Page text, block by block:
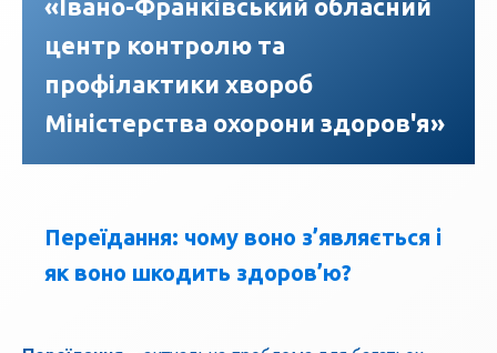
«Івано-Франківський обласний
центр контролю та
профілактики хвороб
Міністерства охорони здоров'я»
Переїдання: чому воно з’являється і
як воно шкодить здоров’ю?